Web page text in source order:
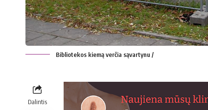
Bibliotekos kiemą verčia sąvartynu /
Dalintis